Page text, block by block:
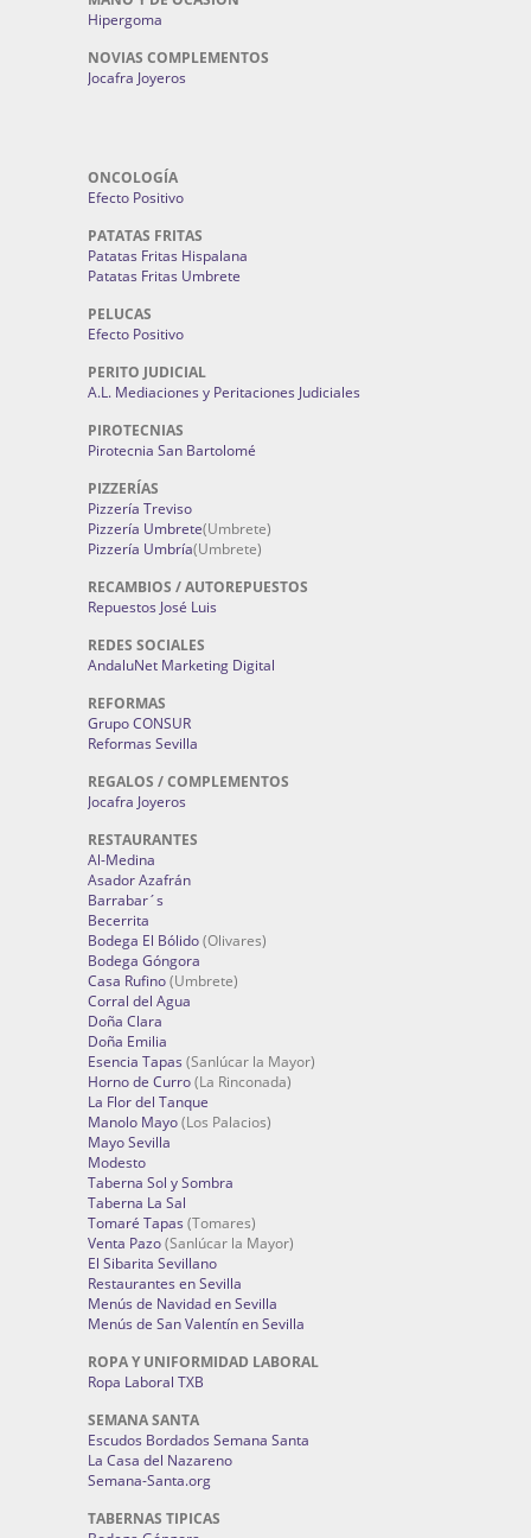
Hipergoma
NOVIAS COMPLEMENTOS
Jocafra Joyeros
ONCOLOGÍA
Efecto Positivo
PATATAS FRITAS
Patatas Fritas Hispalana
Patatas Fritas Umbrete
PELUCAS
Efecto Positivo
PERITO JUDICIAL
A.L. Mediaciones y Peritaciones Judiciales
PIROTECNIAS
Pirotecnia San Bartolomé
PIZZERÍAS
Pizzería Treviso
Pizzería Umbrete(Umbrete)
Pizzería Umbría(Umbrete)
RECAMBIOS / AUTOREPUESTOS
Repuestos José Luis
REDES SOCIALES
AndaluNet Marketing Digital
REFORMAS
Grupo CONSUR
Reformas Sevilla
REGALOS / COMPLEMENTOS
Jocafra Joyeros
RESTAURANTES
Al-Medina
Asador Azafrán
Barrabar´s
Becerrita
Bodega El Bólido(Olivares)
Bodega Góngora
Casa Rufino(Umbrete)
Corral del Agua
Doña Clara
Doña Emilia
Esencia Tapas (Sanlúcar la Mayor)
Horno de Curro(La Rinconada)
La Flor del Tanque
Manolo Mayo(Los Palacios)
Mayo Sevilla
Modesto
Taberna Sol y Sombra
Taberna La Sal
Tomaré Tapas (Tomares)
Venta Pazo(Sanlúcar la Mayor)
El Sibarita Sevillano
Restaurantes en Sevilla
Menús de Navidad en Sevilla
Menús de San Valentín en Sevilla
ROPA Y UNIFORMIDAD LABORAL
Ropa Laboral TXB
SEMANA SANTA
Escudos Bordados Semana Santa
La Casa del Nazareno
Semana-Santa.org
TABERNAS TIPICAS